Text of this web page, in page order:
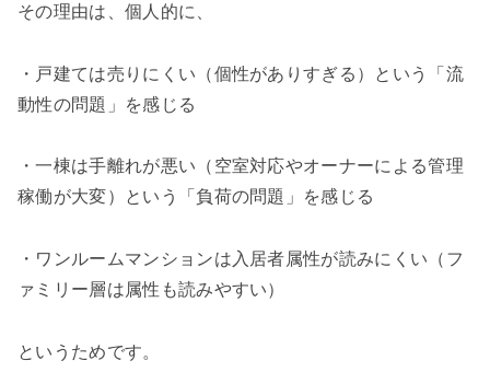
その理由は、個人的に、
・戸建ては売りにくい（個性がありすぎる）という「流
動性の問題」を感じる
・一棟は手離れが悪い（空室対応やオーナーによる管理
稼働が大変）という「負荷の問題」を感じる
・ワンルームマンションは入居者属性が読みにくい（フ
ァミリー層は属性も読みやすい）
というためです。